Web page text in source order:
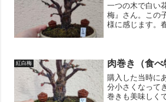
一つの木で白い
梅』さん。この
様に感じます。
紅白梅 肉巻き（食べ
購入した当時に
分小さくなって
巻きも美味しく